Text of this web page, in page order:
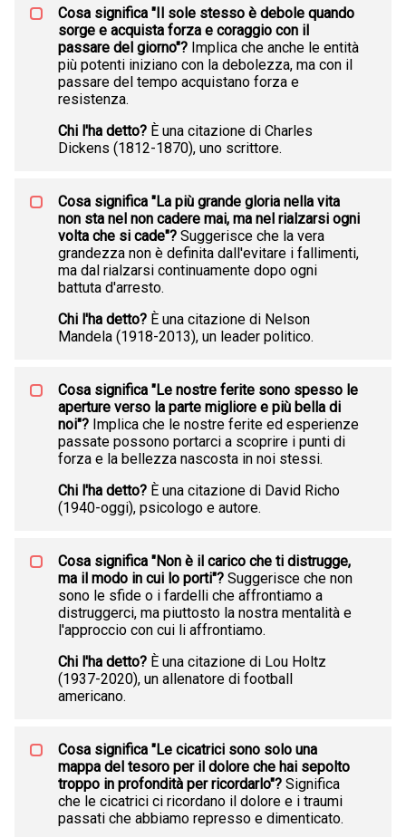
Cosa significa "Il sole stesso è debole quando
sorge e acquista forza e coraggio con il
passare del giorno"? Implica che anche le entità
più potenti iniziano con la debolezza, ma con il
passare del tempo acquistano forza e
resistenza.
Chi l'ha detto? È una citazione di Charles
Dickens (1812-1870), uno scrittore.
Cosa significa "La più grande gloria nella vita
non sta nel non cadere mai, ma nel rialzarsi ogni
volta che si cade"? Suggerisce che la vera
grandezza non è definita dall'evitare i fallimenti,
ma dal rialzarsi continuamente dopo ogni
battuta d'arresto.
Chi l'ha detto? È una citazione di Nelson
Mandela (1918-2013), un leader politico.
Cosa significa "Le nostre ferite sono spesso le
aperture verso la parte migliore e più bella di
noi"? Implica che le nostre ferite ed esperienze
passate possono portarci a scoprire i punti di
forza e la bellezza nascosta in noi stessi.
Chi l'ha detto? È una citazione di David Richo
(1940-oggi), psicologo e autore.
Cosa significa "Non è il carico che ti distrugge,
ma il modo in cui lo porti"? Suggerisce che non
sono le sfide o i fardelli che affrontiamo a
distruggerci, ma piuttosto la nostra mentalità e
l'approccio con cui li affrontiamo.
Chi l'ha detto? È una citazione di Lou Holtz
(1937-2020), un allenatore di football
americano.
Cosa significa "Le cicatrici sono solo una
mappa del tesoro per il dolore che hai sepolto
troppo in profondità per ricordarlo"? Significa
che le cicatrici ci ricordano il dolore e i traumi
passati che abbiamo represso e dimenticato.